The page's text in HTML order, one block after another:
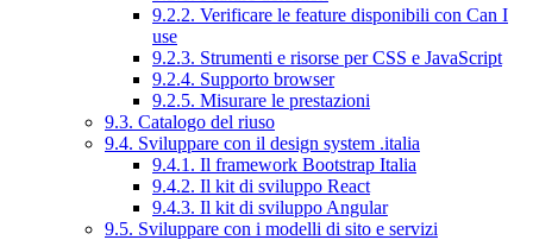
9.2.2. Verificare le feature disponibili con Can I
use
9.2.3. Strumenti e risorse per CSS e JavaScript
9.2.4. Supporto browser
9.2.5. Misurare le prestazioni
9.3. Catalogo del riuso
9.4. Sviluppare con il design system .italia
9.4.1. Il framework Bootstrap Italia
9.4.2. Il kit di sviluppo React
9.4.3. Il kit di sviluppo Angular
9.5. Sviluppare con i modelli di sito e servizi